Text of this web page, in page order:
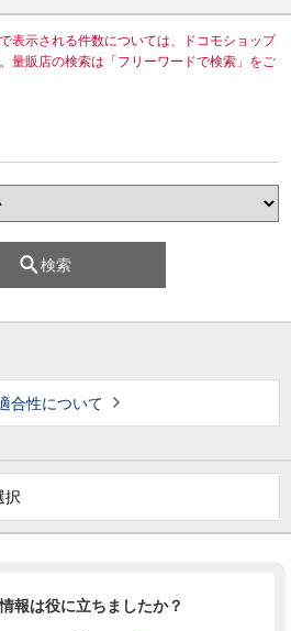
表示される件数については、ドコモショップ
量販店の検索は「フリーワードで検索」をご
検索
合性について
択
報は役に立ちましたか？